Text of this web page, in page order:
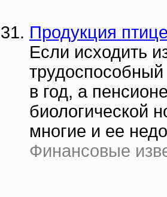
Продукция
Если исходить
в год, а
биологической
многие и ее
Финансовые